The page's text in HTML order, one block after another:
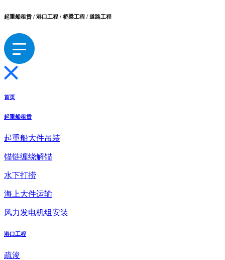
起重船租赁 / 港口工程 / 桥梁工程 / 道路工程
首页
起重船租赁
起重船大件吊装
锚链缠绕解锚
水下打捞
海上大件运输
风力发电机组安装
港口工程
疏浚